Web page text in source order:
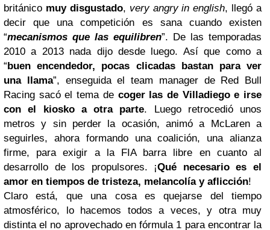
británico muy disgustado, very angry in english, llegó a
decir que una competición es sana cuando existen
“mecanismos que las equilibren”. De las temporadas
2010 a 2013 nada dijo desde luego. Así que como a
“buen encendedor, pocas clicadas bastan para ver
una llama”, enseguida el team manager de Red Bull
Racing sacó el tema de coger las de Villadiego e irse
conel kioskoa otra parte. Luego retrocedió unos
metros y sin perder la ocasión, animó a McLaren a
seguirles, ahora formando una coalición, una alianza
firme, para exigir a la FIA barra libre en cuanto al
desarrollo de los propulsores. ¡Qué necesario es el
amor en tiempos de tristeza, melancolía y aflicción!
Claro está, que una cosa es quejarse del tiempo
atmosférico, lo hacemos todos a veces, y otra muy
distinta el no aprovechado en fórmula 1 para encontrar la